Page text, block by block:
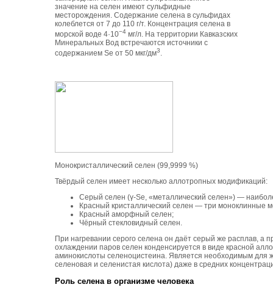
значение на селен имеют сульфидные
месторождения. Содержание селена в сульфидах
колеблется от 7 до 110 г/т. Концентрация селена в
морской воде 4·10−4 мг/л. На территории Кавказских
Минеральных Вод встречаются источники с
содержанием Se от 50 мкг/дм3.
Монокристаллический селен (99,9999 %)
Твёрдый селен имеет несколько аллотропных модификаций:
Серый селен (γ-Se, «металлический селен») —
Красный кристаллический селен — три моноклинные
Красный аморфный селен;
Чёрный стекловидный селен.
При нагревании серого селена он даёт серый же расплав, а
охлаждении паров селен конденсируется в виде красной
аминокислоты селеноцистеина. Является необходимым для
селеновая и селенистая кислота) даже в средних
Роль селена в организме человека